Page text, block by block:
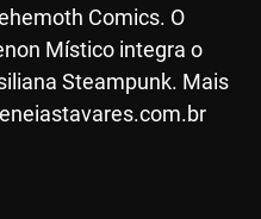
Comics. O
Místico integra o
Steampunk. Mais